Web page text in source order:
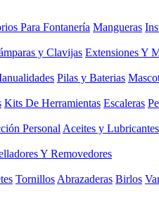
Para Fontanería Mangueras
y Clavijas Extensiones Y
Pilas y Baterias
Kits De Herramientas Escaleras
Personal Aceites y Lubricantes
Y Removedores
Tornillos Abrazaderas Birlos